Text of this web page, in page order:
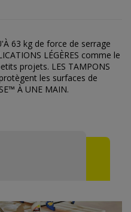
63 kg de force de serrage
LÉGÈRES comme le
projets. LES TAMPONS
les surfaces de
À UNE MAIN.